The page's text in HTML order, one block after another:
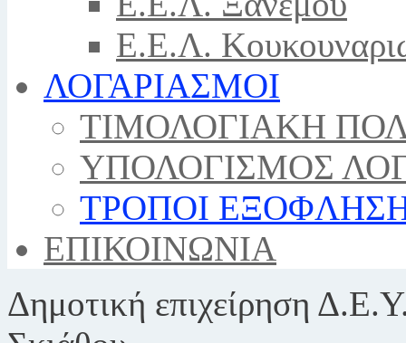
Ε.Ε.Λ.
ΛΟΓΑΡΙΑΣΜΟΙ
ΤΙΜΟΛΟΓΙΑΚΗ
ΥΠΟΛΟΓΙΣΜΟΣ
ΤΡΟΠΟΙ
ΕΠΙΚΟΙΝΩΝΙΑ
Δημοτική επιχείρηση